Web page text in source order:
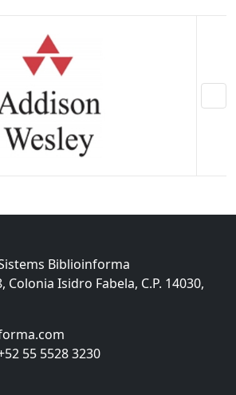
Colonia Isidro Fabela, C.P. 14030,
55 5528 3230